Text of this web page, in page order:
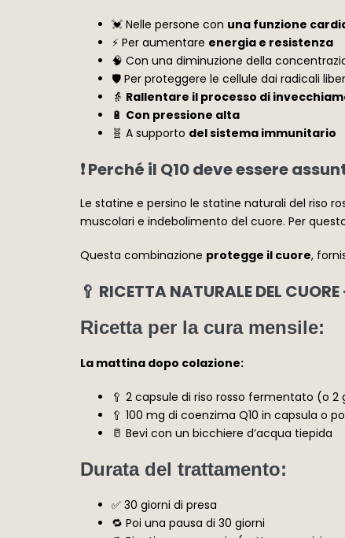
💓 Nelle persone con una funzione
⚡ Per aumentare energia e resistenza
🧠 Con una diminuzione della
🛡️ Per proteggere le cellule dai radicali
👵 Rallentare il processo di
🔋 Con pressione alta
🧬 A supporto del sistema immunitario
❗ Perché il Q10 deve essere
Le statine e persino le statine naturali del riso
muscolari e indebolimento del cuore. Per
Questa combinazione protegge il cuore,
🥄 RICETTA NATURALE DEL
Ricetta per la cura mensile:
La mattina dopo colazione:
🥄 2 capsule di riso rosso fermentato (o 2
🥄 100 mg di coenzima Q10 in capsula o
🥛 Bevi con un bicchiere d’acqua tiepida
Durata del trattamento:
✅ 30 giorni di presa
🔁 Poi una pausa di 30 giorni